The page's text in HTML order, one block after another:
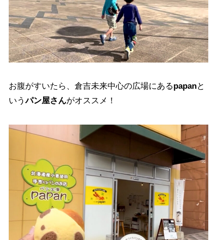
お腹がすいたら、倉吉未来中心の広場にあるpapanと
いうパン屋さんがオススメ！